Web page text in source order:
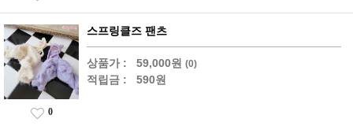
스프링클즈 팬츠
상품가 : 59,000원 (0)
적립금 : 590원
0